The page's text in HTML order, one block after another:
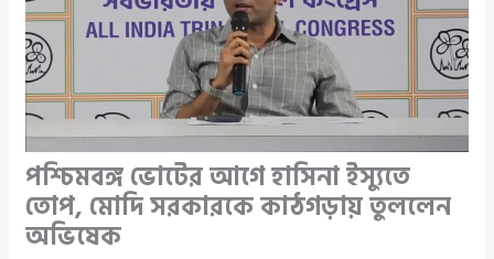
পশ্চিমবঙ্গ ভোটের আগে হাসিনা ইস্যুতে
তোপ, মোদি সরকারকে কাঠগড়ায় তুললেন
অভিষেক